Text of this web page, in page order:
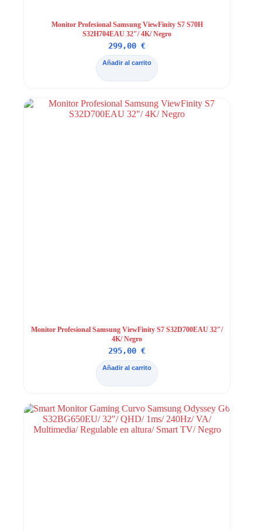
Monitor Profesional Samsung ViewFinity S7 S70H
S32H704EAU 32″/ 4K/ Negro
299,00€
Añadir al carrito
Monitor Profesional Samsung ViewFinity S7 S32D700EAU 32″/
4K/ Negro
295,00€
Añadir al carrito